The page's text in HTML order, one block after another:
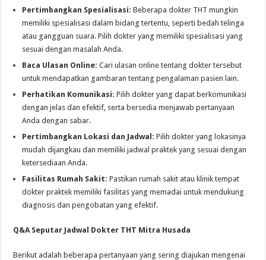
Pertimbangkan Spesialisasi: Beberapa dokter THT mungkin
memiliki spesialisasi dalam bidang tertentu, seperti bedah telinga
atau gangguan suara. Pilih dokter yang memiliki spesialisasi yang
sesuai dengan masalah Anda.
Baca Ulasan Online: Cari ulasan online tentang dokter tersebut
untuk mendapatkan gambaran tentang pengalaman pasien lain.
Perhatikan Komunikasi: Pilih dokter yang dapat berkomunikasi
dengan jelas dan efektif, serta bersedia menjawab pertanyaan
Anda dengan sabar.
Pertimbangkan Lokasi dan Jadwal: Pilih dokter yang lokasinya
mudah dijangkau dan memiliki jadwal praktek yang sesuai dengan
ketersediaan Anda.
Fasilitas Rumah Sakit: Pastikan rumah sakit atau klinik tempat
dokter praktek memiliki fasilitas yang memadai untuk mendukung
diagnosis dan pengobatan yang efektif.
Q&A Seputar Jadwal Dokter THT Mitra Husada
Berikut adalah beberapa pertanyaan yang sering diajukan mengenai